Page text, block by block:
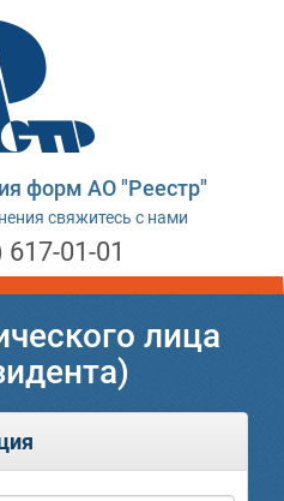
форм АО "Реестр"
свяжитесь с нами
01-01
лица